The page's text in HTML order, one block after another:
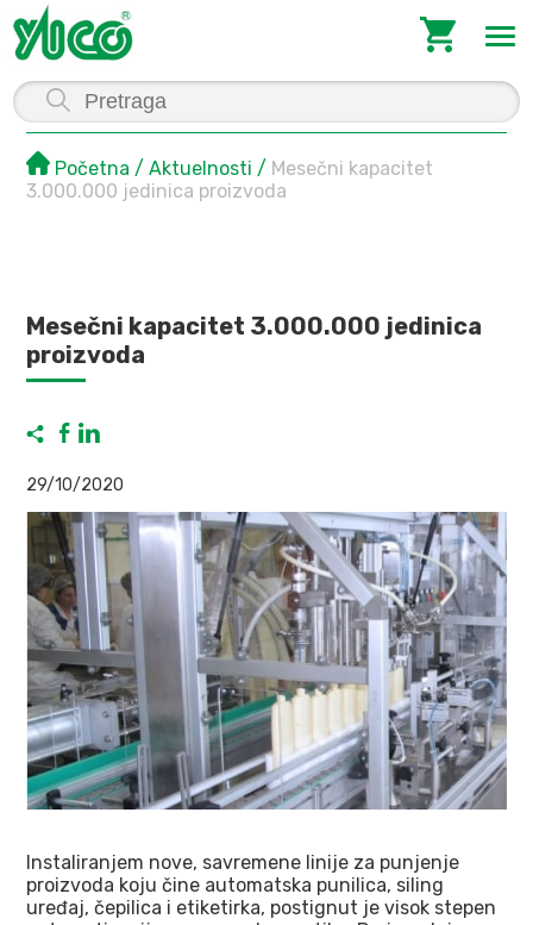
Početna Aktuelnosti
Mesečni kapacitet
3.000.000 jedinica proizvoda
Mesečni kapacitet 3.000.000 jedinica
proizvoda
29/10/2020
Instaliranjem nove, savremene linije za punjenje
proizvoda koju čine automatska punilica, siling
uređaj, čepilica i etiketirka, postignut je visok stepen